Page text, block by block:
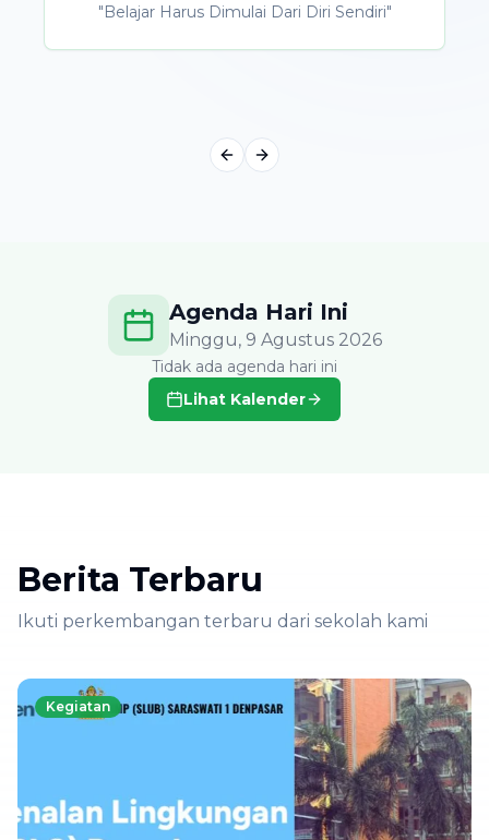
Previous slide
Next slide
Agenda Hari Ini
Minggu, 9 Agustus 2026
Tidak ada agenda hari ini
Lihat Kalender
Berita Terbaru
Ikuti perkembangan terbaru dari sekolah kami
Kegiatan